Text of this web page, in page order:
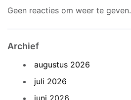
Geen reacties om weer te geven.
Archief
augustus 2026
juli 2026
juni 2026